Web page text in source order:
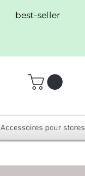
best-seller
Accessoires pour